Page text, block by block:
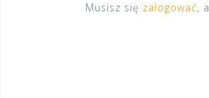
Musisz się zalogować,